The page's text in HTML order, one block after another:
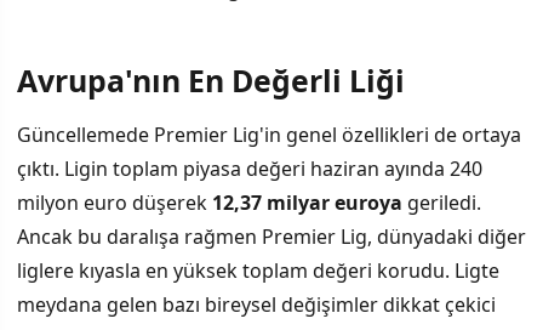
Avrupa'nın En Değerli Liği
Güncellemede Premier Lig'in genel özellikleri de ortaya
çıktı. Ligin toplam piyasa değeri haziran ayında 240
milyon euro düşerek 12,37 milyar euroya geriledi.
Ancak bu daralışa rağmen Premier Lig, dünyadaki diğer
liglere kıyasla en yüksek toplam değeri korudu. Ligte
meydana gelen bazı bireysel değişimler dikkat çekici